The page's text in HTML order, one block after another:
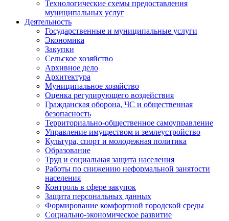
Технологические схемы предоставления
муниципальных услуг
Деятельность
Государственные и муниципальные услуги
Экономика
Закупки
Сельское хозяйство
Архивное дело
Архитектура
Муниципальное хозяйство
Оценка регулирующего воздействия
Гражданская оборона, ЧС и общественная
безопасность
Территориально-общественное самоуправление
Управление имуществом и землеустройство
Культура, спорт и молодежная политика
Образование
Труд и социальная защита населения
Работы по снижению неформальной занятости
населения
Контроль в сфере закупок
Защита персональных данных
Формирование комфортной городской среды
Социально-экономическое развитие